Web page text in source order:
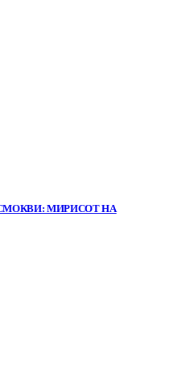
МИРИСОТ НА